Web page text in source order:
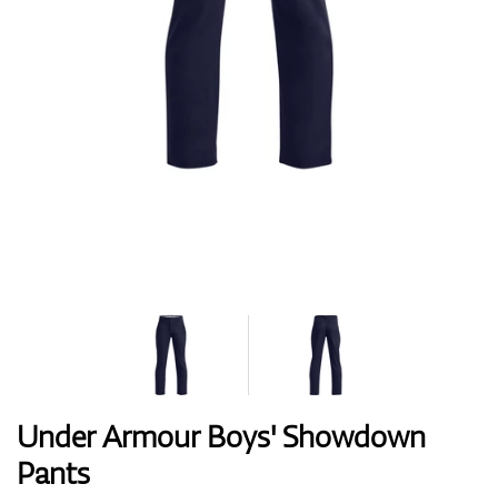
Rukavice
Under Armour Boys' Showdown
Pants